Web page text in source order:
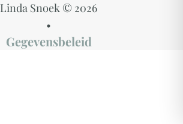
Linda Snoek © 2026
•
Gegevensbeleid